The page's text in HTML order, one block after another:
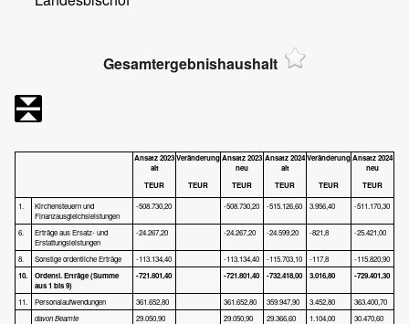
Gesamtergebnishaushalt
Ansatz 2023
alt
VeränderungAnsatz 2023
neu
Ansatz 2024
alt
VeränderungAnsatz 2024
neu
TEUR
TEUR TEUR TEUR TEUR TEUR
1.
Kirchensteuern und
Finanzausgleichsleistungen
-508.730,20 -508.730,20 -515.126,60 3.956,40 -511.170,30
6.
Erträge aus Ersatz- und
Erstattungsleistungen
-24.267,20 -24.267,20 -24.599,20 -821,8 -25.421,00
8. Sonstige ordentliche Erträge -113.134,40 -113.134,40 -115.703,10 -117,8
-115.820,90
10.
Ordentl. Erträge(Summe
aus 1 bis 9)
-721.801,40 -721.801,40 -732.418,00 3.016,80 -729.401,30
11. Personalaufwendungen 361.652,80 361.652,80 359.947,90 3.452,80
363.400,70
davon Beamte
29.050,90 29.050,90 29.366,60 1.104,00
30.470,60